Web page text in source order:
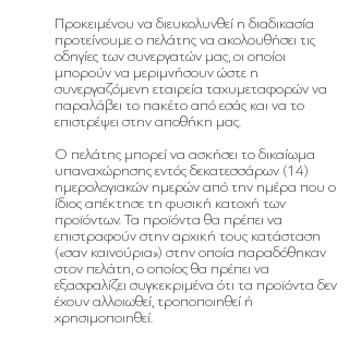
Προκειμένου να διευκολυνθεί η διαδικασία
προτείνουμε ο πελάτης να ακολουθήσει τις
οδηγίες των συνεργατών μας, οι οποίοι
μπορούν να μεριμνήσουν ώστε η
συνεργαζόμενη εταιρεία ταχυμεταφορών να
παραλάβει το πακέτο από εσάς και να το
επιστρέψει στην αποθήκη μας.
Ο πελάτης μπορεί να ασκήσει το δικαίωμα
υπαναχώρησης εντός δεκατεσσάρων (14)
ημερολογιακών ημερών από την ημέρα που ο
ίδιος απέκτησε τη φυσική κατοχή των
προϊόντων. Τα προϊόντα θα πρέπει να
επιστραφούν στην αρχική τους κατάσταση
(«σαν καινούρια») στην οποία παραδόθηκαν
στον πελάτη, ο οποίος θα πρέπει να
εξασφαλίζει συγκεκριμένα ότι τα προϊόντα δεν
έχουν αλλοιωθεί, τροποποιηθεί ή
χρησιμοποιηθεί.